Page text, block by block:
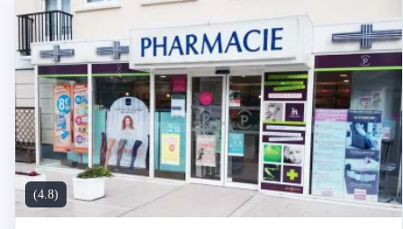
(4.8)